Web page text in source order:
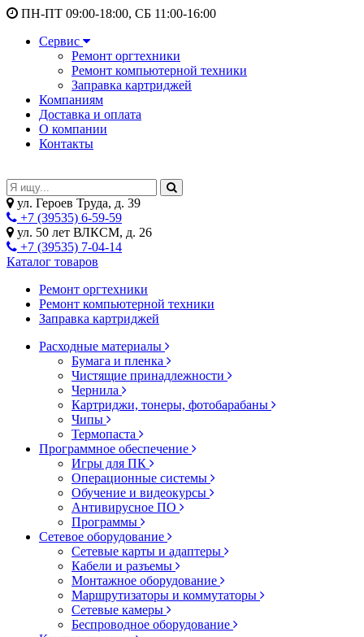
ПН-ПТ 09:00-18:00, СБ 11:00-16:00
Сервис
Ремонт оргтехники
Ремонт компьютерной техники
Заправка картриджей
Компаниям
Доставка и оплата
О компании
Контакты
ул. Героев Труда, д. 39
+7 (39535) 6-59-59
ул. 50 лет ВЛКСМ, д. 26
+7 (39535) 7-04-14
Каталог товаров
Ремонт оргтехники
Ремонт компьютерной техники
Заправка картриджей
Расходные материалы
Бумага и пленка
Чистящие принадлежности
Чернила
Картриджи, тонеры, фотобарабаны
Чипы
Термопаста
Программное обеспечение
Игры для ПК
Операционные системы
Обучение и видеокурсы
Антивирусное ПО
Программы
Сетевое оборудование
Сетевые карты и адаптеры
Кабели и разъемы
Монтажное оборудование
Маршрутизаторы и коммутаторы
Сетевые камеры
Беспроводное оборудование